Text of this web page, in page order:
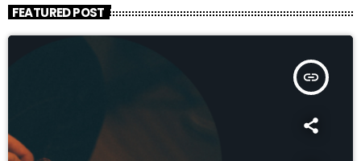
FEATURED POST
insert_link